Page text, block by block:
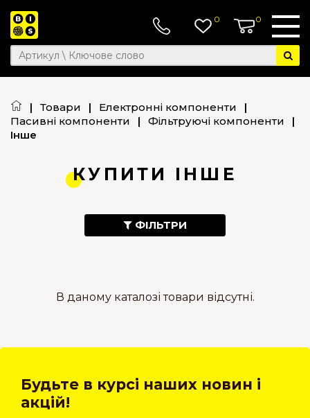
0 0
| Товари | Електронні компоненти
|
Пасивні компоненти
| Фільтруючі компоненти
|
Інше
КУПИТИ ІНШЕ
ФІЛЬТРИ
В даному каталозі товари відсутні.
Будьте в курсі наших новин і
акцій!